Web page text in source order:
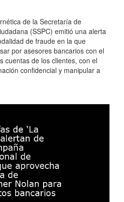
de la Secretaría de
(SSPC) emitió una alerta
de fraude en la que
por asesores bancarios con el
cuentas de los clientes, con el
confidencial y manipular a